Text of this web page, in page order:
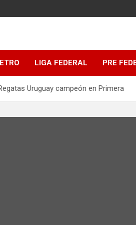
LIGA FEDERAL PRE
Uruguay campeón en Primera